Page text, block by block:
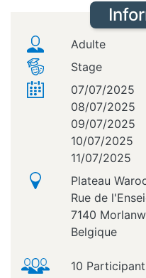
Adulte
Stage
07/07/2025
08/07/2025
09/07/2025
10/07/2025
11/07/2025
Plateau
Rue de
7140
Belgique
10